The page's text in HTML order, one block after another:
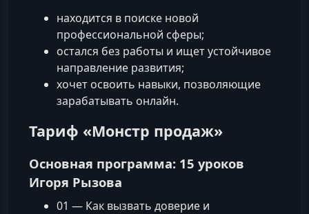
находится в поиске новой
профессиональной сферы;
остался без работы и ищет устойчивое
направление развития;
хочет освоить навыки, позволяющие
зарабатывать онлайн.
Тариф «Монстр продаж»
Основная программа: 15 уроков
Игоря Рызова
01 — Как вызвать доверие и